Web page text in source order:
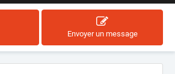
Envoyer un message